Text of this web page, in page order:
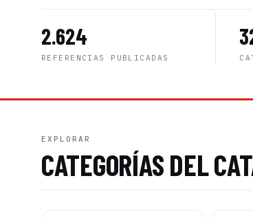
2.624
REFERENCIAS PUBLICADAS
EXPLORAR
CATEGORÍAS DEL